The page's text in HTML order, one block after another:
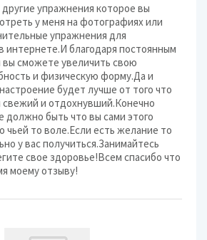
другие упражнения которое вы
у меня на фотографиях или
упражнения для
интернете.И благодаря постоянным
сможете увеличить свою
и физическую форму.Да и
будет лучше от того что
свежий и отдохнувший.Конечно
должно быть что вы сами этого
чьей то воле.Если есть желание то
у вас получиться.Занимайтесь
свое здоровье!Всем спасибо что
моему отзыву!